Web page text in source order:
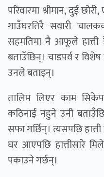
परिवारमा श्रीमान, दुई
गाउँघरतिरै सवारी
सहमतिमा नै आफूले हात्ती
बताउँछिन्। चाडपर्व र
उनले बताइन्।
तालिम लिएर काम
कठिनाई नहुने उनी
सफा गर्छिन्। त्यसपछि
घर आएपछि हात्तीसारे
पकाउने गर्छन्।